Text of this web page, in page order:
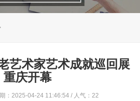
艺术家艺术成就巡回展
重庆开幕
：2025-04-24 11:46:54 / 人气： 22